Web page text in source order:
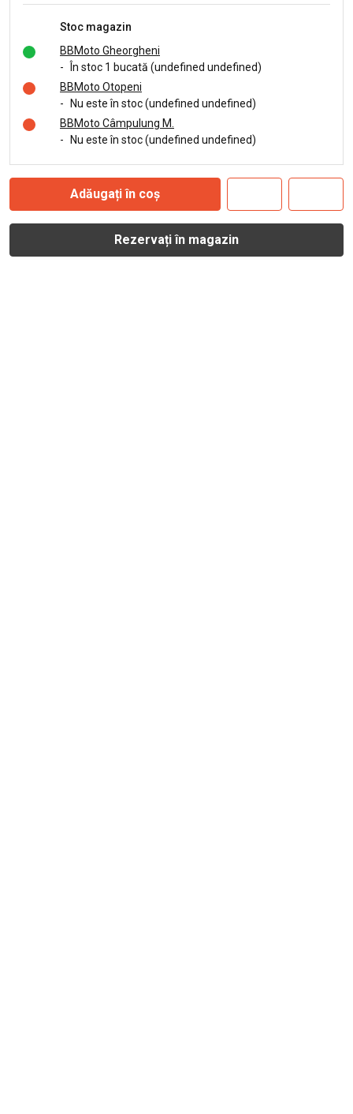
Stoc magazin
BBMoto Gheorgheni
-
În stoc 1 bucată (undefined undefined)
BBMoto Otopeni
-
Nu este în stoc (undefined undefined)
BBMoto Câmpulung M.
-
Nu este în stoc (undefined undefined)
Adăugați în coș
Rezervați în magazin